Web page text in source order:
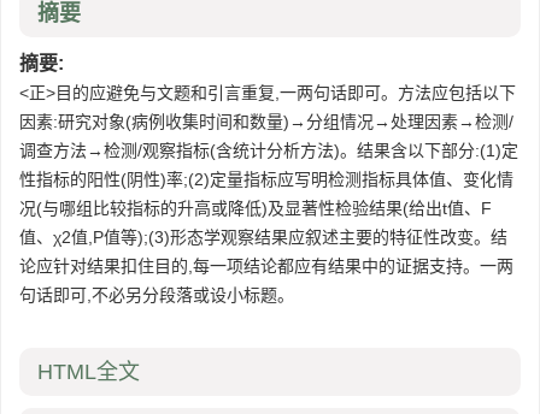
摘要
摘要:
<正>目的应避免与文题和引言重复,一两句话即可。方法应包括以下
因素:研究对象(病例收集时间和数量)→分组情况→处理因素→检测/
调查方法→检测/观察指标(含统计分析方法)。结果含以下部分:(1)定
性指标的阳性(阴性)率;(2)定量指标应写明检测指标具体值、变化情
况(与哪组比较指标的升高或降低)及显著性检验结果(给出t值、F
值、χ2值,P值等);(3)形态学观察结果应叙述主要的特征性改变。结
论应针对结果扣住目的,每一项结论都应有结果中的证据支持。一两
句话即可,不必另分段落或设小标题。
HTML全文